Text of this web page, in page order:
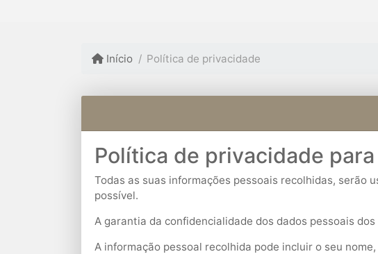
Início Política de privacidade
Política de privacidade para
Todas as suas informações pessoais recolhidas, serão
possível.
A garantia da confidencialidade dos dados pessoais
A informação pessoal recolhida pode incluir o seu